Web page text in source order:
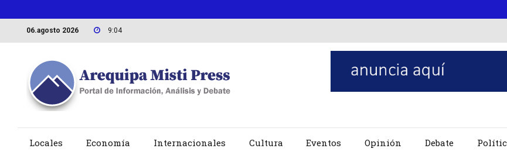
06.agosto 2026 9:04
Locales Economía Internacionales Cultura Eventos Opinión Debate